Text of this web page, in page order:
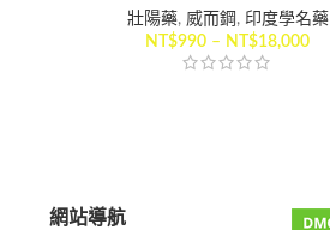
壯陽藥, 威而鋼 , 印度學名藥
NT$990 – NT$18,000
網站導航